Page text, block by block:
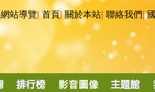
網站導覽|首頁|關於本站 聯絡我們|